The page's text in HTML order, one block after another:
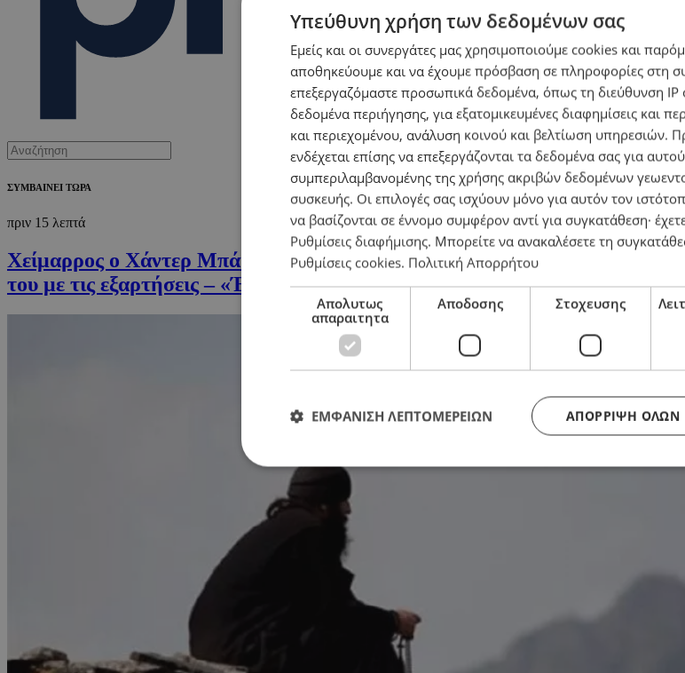
ΣΥΜΒΑΙΝΕΙ ΤΩΡΑ
πριν 15 λεπτά
Χείμαρρος ο Χάντερ Μπάιντεν: «Επιδεινώθηκε σοβαρά η υγεία του
του με τις εξαρτήσεις – «Έπινα 4 λίτρα βότκα την ημέρα, κάπνιζα κρακ»
Υπεύθυνη χρήση των δεδομένων σας
Εμείς και οι συνεργάτες μας χρησιμοποιούμε cookies και
αποθηκεύουμε και να έχουμε πρόσβαση σε πληροφορίες στη
επεξεργαζόμαστε προσωπικά δεδομένα, όπως τη διεύθυνση IP
δεδομένα περιήγησης, για εξατομικευμένες διαφημίσεις και
και περιεχομένου, ανάλυση κοινού και βελτίωση υπηρεσιών.
ενδέχεται επίσης να επεξεργάζονται τα δεδομένα σας για
συμπεριλαμβανομένης της χρήσης ακριβών δεδομένων
συσκευής. Οι επιλογές σας ισχύουν μόνο για αυτόν τον
να βασίζονται σε έννομο συμφέρον αντί για συγκατάθεση·
Ρυθμίσεις διαφήμισης. Μπορείτε να ανακαλέσετε τη
Ρυθμίσεις cookies. Πολιτική Απορρήτου
Απολυτως
απαραιτητα
Αποδοσης Στοχευσης
ΑΠΌΡΡΙΨΗ ΌΛΩΝ
ΕΜΦΑΝΙΣΗ ΛΕΠΤΟΜΕΡΕΙΩΝ